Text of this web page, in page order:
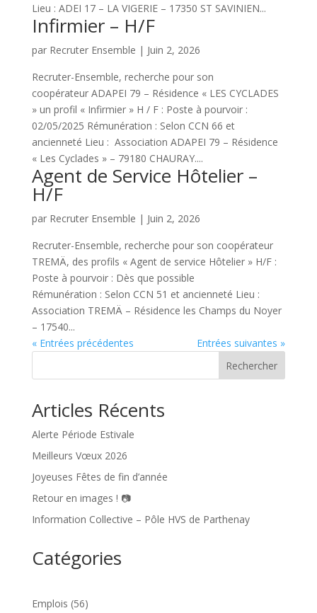
Lieu : ADEI 17 – LA VIGERIE – 17350 ST SAVINIEN...
Infirmier – H/F
par Recruter Ensemble | Juin 2, 2026
Recruter-Ensemble, recherche pour son
coopérateur ADAPEI 79 – Résidence « LES CYCLADES
» un profil « Infirmier » H / F : Poste à pourvoir :
02/05/2025 Rémunération : Selon CCN 66 et
ancienneté Lieu : Association ADAPEI 79 – Résidence
« Les Cyclades » – 79180 CHAURAY....
Agent de Service Hôtelier –
H/F
par Recruter Ensemble | Juin 2, 2026
Recruter-Ensemble, recherche pour son coopérateur
TREMÄ, des profils « Agent de service Hôtelier » H/F :
Poste à pourvoir : Dès que possible
Rémunération : Selon CCN 51 et ancienneté Lieu :
Association TREMÄ – Résidence les Champs du Noyer
– 17540...
« Entrées précédentes
Entrées suivantes »
Rechercher
Articles Récents
Alerte Période Estivale
Meilleurs Vœux 2026
Joyeuses Fêtes de fin d’année
Retour en images ! 📷
Information Collective – Pôle HVS de Parthenay
Catégories
Emplois (56)